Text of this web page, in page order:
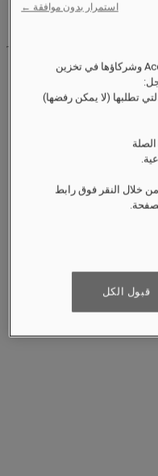
على مواقع Raffles على الويب، ترغب Accor وشركاؤها في تخزين
تطلبها (لا يمكن رفضها)
خلال النقر فوق رابط
قبول الكل
استمرار بدون موافقة ←